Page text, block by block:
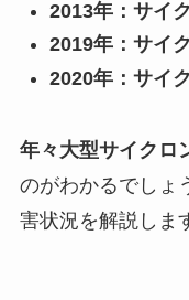
2013年：サイ
2019年：サイ
2020年：サイ
年々大型サイクロ
のがわかるでしょ
害状況を解説しま